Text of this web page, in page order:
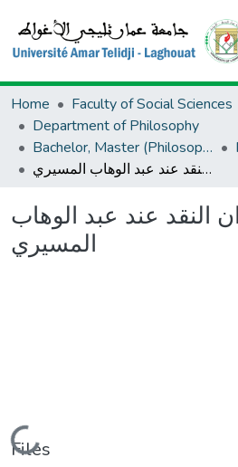
Home
Faculty of Social Sciences
Department of Philosophy
Bachelor, Master (Philosophy)
الحداثة في ميزان النقد عند عبد الوهاب المسيري
النقد عند عبد الوهاب
المسيري
Loading...
Files